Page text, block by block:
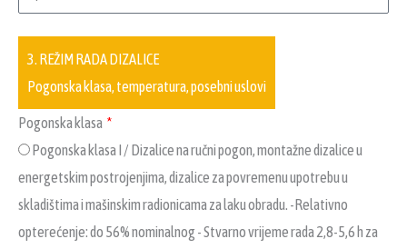
3. REŽIM RADA DIZALICE
Pogonska klasa, temperatura, posebni uslovi
Pogonska klasa
Pogonska klasa I / Dizalice na ručni pogon, montažne dizalice u
energetskim postrojenjima, dizalice za povremenu upotrebu u
skladištima i mašinskim radionicama za laku obradu. -Relativno
opterećenje: do 56% nominalnog - Stvarno vrijeme rada 2,8-5,6 h za